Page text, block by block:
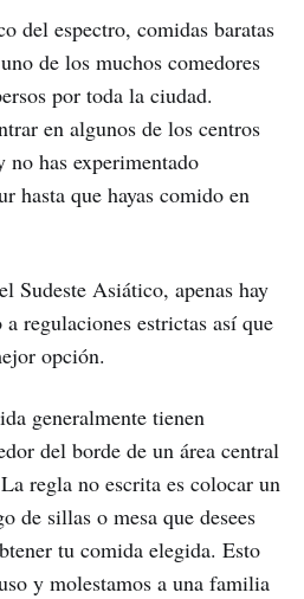
del espectro, comidas baratas
de los muchos comedores
por toda la ciudad.
en algunos de los centros
no has experimentado
hasta que hayas comido en
Sudeste Asiático, apenas hay
regulaciones estrictas así que
opción.
generalmente tienen
del borde de un área central
regla no escrita es colocar un
de sillas o mesa que desees
tu comida elegida. Esto
y molestamos a una familia